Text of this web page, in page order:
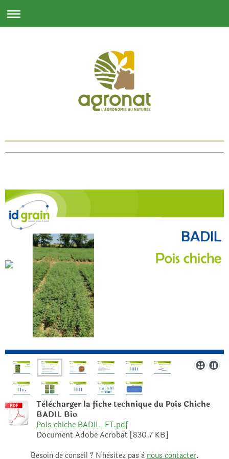
Tèlècharger la fiche technique du Pois Chiche
BADIL Bio
Pois chiche BADIL_FT.pdf
Document Adobe Acrobat [830.7 KB]
Besoin de conseil ? N'hèsitez pas à nous contacter.